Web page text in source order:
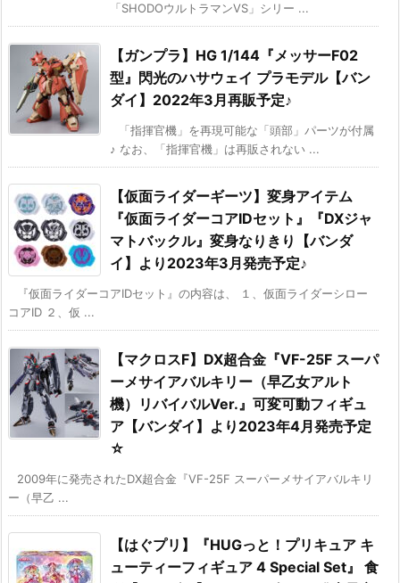
「SHODOウルトラマンVS」シリー ...
【ガンプラ】HG 1/144『メッサーF02
型』閃光のハサウェイ プラモデル【バン
ダイ】2022年3月再販予定♪
「指揮官機」を再現可能な「頭部」パーツが付属
♪ なお、「指揮官機」は再販されない ...
【仮面ライダーギーツ】変身アイテム
『仮面ライダーコアIDセット』『DXジャ
マトバックル』変身なりきり【バンダ
イ】より2023年3月発売予定♪
『仮面ライダーコアIDセット』の内容は、 １、仮面ライダーシロー
コアID ２、仮 ...
【マクロスF】DX超合金『VF-25F スーパ
ーメサイアバルキリー（早乙女アルト
機）リバイバルVer.』可変可動フィギュ
ア【バンダイ】より2023年4月発売予定
☆
2009年に発売されたDX超合金『VF-25F スーパーメサイアバルキリ
ー（早乙 ...
【はぐプリ】『HUGっと！プリキュア キ
ューティーフィギュア 4 Special Set』 食